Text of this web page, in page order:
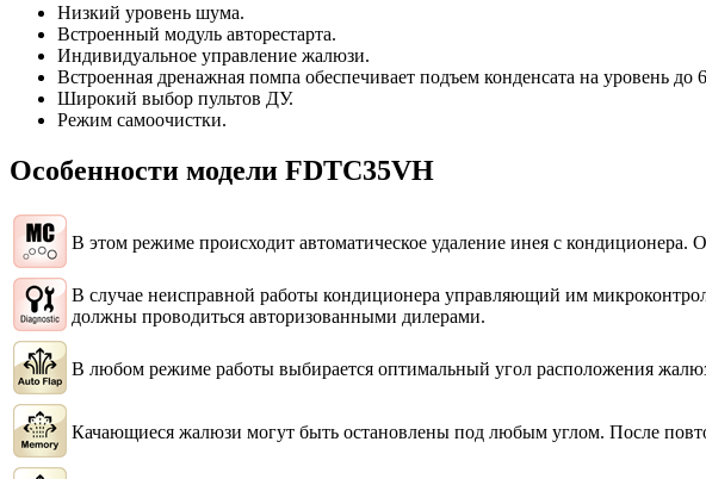
Низкий уровень шума.
Встроенный модуль авторестарта.
Индивидуальное управление жалюзи.
Встроенная дренажная помпа обеспечивает подъем конденсата на уровень до
Широкий выбор пультов ДУ.
Режим самоочистки.
Особенности модели FDTC35VH
В этом режиме происходит автоматическое удаление инея с
В случае неисправной работы кондиционера управляющий им
должны проводиться авторизованными дилерами.
В любом режиме работы выбирается оптимальный угол расположения
Качающиеся жалюзи могут быть остановлены под любым углом. После